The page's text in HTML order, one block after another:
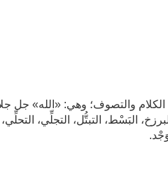
في علم الكلام والتصوف؛ وهي:
البرزخ، البَسْط، التبتُّل، التجلِّي،